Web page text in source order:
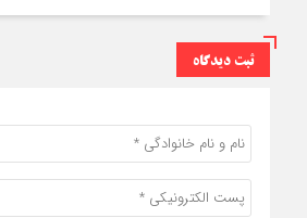
ثبت دیدگاه